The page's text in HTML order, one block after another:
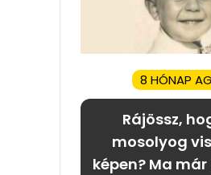
8 HÓNAP
Rájössz,
mosolyog
képen? Ma már